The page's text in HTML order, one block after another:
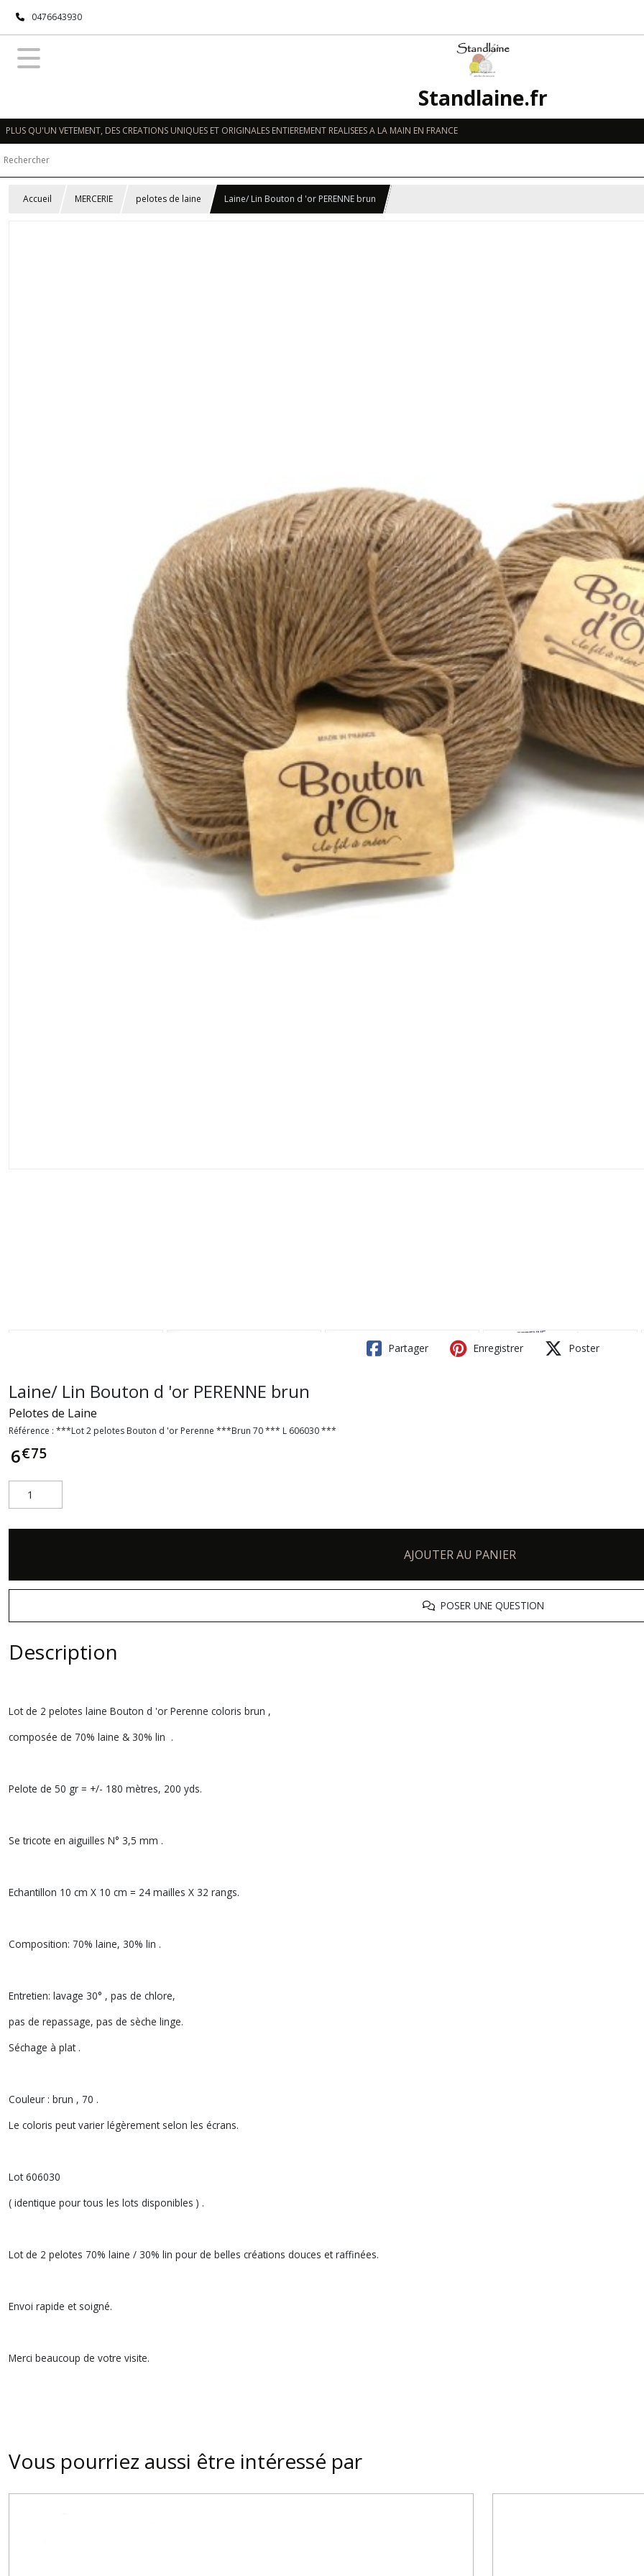
0476643930
Standlaine.fr
PLUS QU'UN VETEMENT, DES CREATIONS UNIQUES ET ORIGINALES ENTIEREMENT REALISEES A LA MAIN EN FRANCE
Accueil MERCERIE pelotes de laine Laine/ Lin Bouton d 'or PERENNE brun
Partager Enregistrer Poster
Laine/ Lin Bouton d 'or PERENNE brun
Pelotes de Laine
Référence : ***Lot 2 pelotes Bouton d 'or Perenne ***Brun 70 *** L 606030 ***
6€75
AJOUTER AU PANIER
POSER UNE QUESTION
Description
Lot de 2 pelotes laine Bouton d 'or Perenne coloris brun ,
composée de 70% laine & 30% lin .
Pelote de 50 gr = +/- 180 mètres, 200 yds.
Se tricote en aiguilles N° 3,5 mm .
Echantillon 10 cm X 10 cm = 24 mailles X 32 rangs.
Composition: 70% laine, 30% lin .
Entretien: lavage 30° , pas de chlore,
pas de repassage, pas de sèche linge.
Séchage à plat .
Couleur : brun , 70 .
Le coloris peut varier légèrement selon les écrans.
Lot 606030
( identique pour tous les lots disponibles ) .
Lot de 2 pelotes 70% laine / 30% lin pour de belles créations douces et raffinées.
Envoi rapide et soigné.
Merci beaucoup de votre visite.
Vous pourriez aussi être intéressé par